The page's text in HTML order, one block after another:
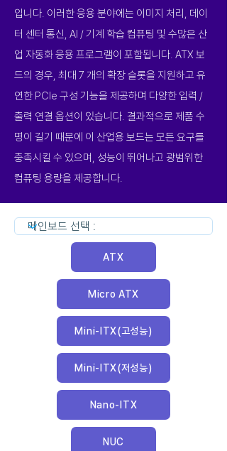
입니다. 이러한 응용 분야에는 이미지 처리, 데이
터 센터 통신, AI / 기계 학습 컴퓨팅 및 수많은 산
업 자동화 응용 프로그램이 포함됩니다. ATX 보
드의 경우, 최대 7 개의 확장 슬롯을 지원하고 유
연한 PCIe 구성 기능을 제공하며 다양한 입력 /
출력 연결 옵션이 있습니다. 결과적으로 제품 수
명이 길기 때문에 이 산업용 보드는 모든 요구를
충족시킬 수 있으며, 성능이 뛰어나고 광범위한
컴퓨팅 용량을 제공합니다.
ATX
Micro ATX
Mini-ITX(고성능)
Mini-ITX(저성능)
Nano-ITX
NUC